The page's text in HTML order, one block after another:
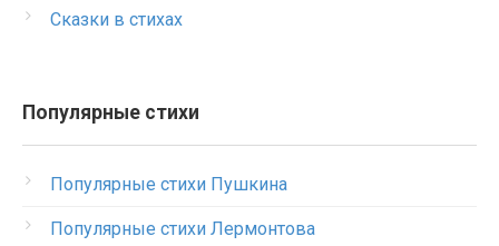
Сказки в стихах
Популярные стихи
Популярные стихи Пушкина
Популярные стихи Лермонтова